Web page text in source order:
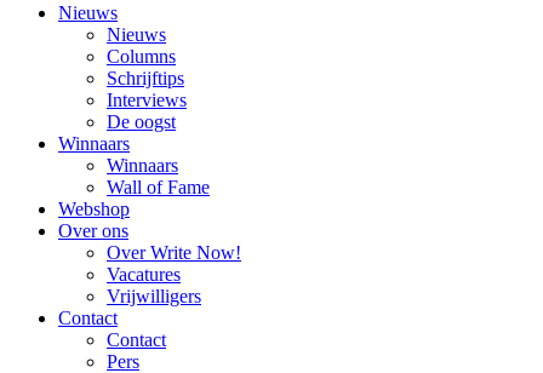
Nieuws
Nieuws
Columns
Schrijftips
Interviews
De oogst
Winnaars
Winnaars
Wall of Fame
Webshop
Over ons
Over Write Now!
Vacatures
Vrijwilligers
Contact
Contact
Pers